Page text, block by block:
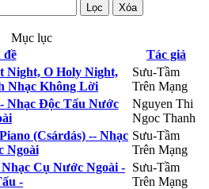
Lọc Xóa
Mục lục
đề
Tác giả
Night, O Holy Night,
Nhạc Không Lời
Sưu-Tầm
Trên Mạng
Nhạc Độc Tấu Nước
Nguyen Thi
Ngoc Thanh
(Csárdás) -- Nhạc
Ngoài
Sưu-Tầm
Trên Mạng
Cụ Nước Ngoài -
-
Sưu-Tầm
Trên Mạng